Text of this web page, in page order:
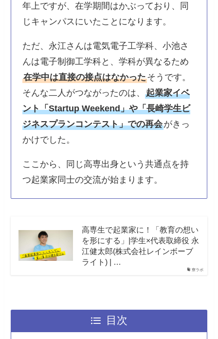
年上ですが、在学期間はかぶっており、同
じキャンパスにいたことになります。
ただ、永江さんは電気電子工学科、小池さ
んは電子制御工学科と、学科が異なるため
在学中は直接の接点はなかったそうです。
そんな二人がつながったのは、 起業家イベ
ント「Startup Weekend」や「長崎学生ビ
ジネスプランコンテスト」での再会がきっ
かけでした。
ここから、同じ高専出身という共通点を持
つ起業家同士の交流が始まります。
寮ラボ
高専生で起業家に！「教育の想い
を形にする」|学生×代表取締役 永
江健太郎(株式会社レインボーブ
ライト) | …
目次